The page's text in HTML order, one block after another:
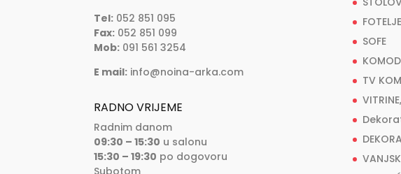
Tel: 052 851 095
Fax: 052 851 099
Mob: 091 561 3254
E mail: info@noina-arka.com
RADNO VRIJEME
Radnim danom
09:30 – 15:30 u salonu
15:30 – 19:30 po dogovoru
FOTELJE
SOFE
TV